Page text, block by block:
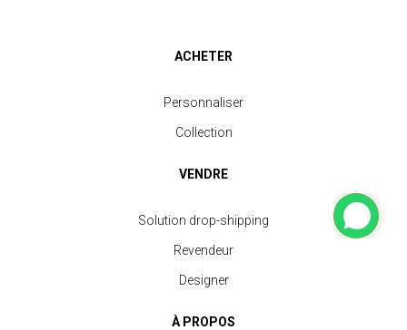
ACHETER
Personnaliser
Collection
VENDRE
Solution drop-shipping
Revendeur
Designer
À PROPOS